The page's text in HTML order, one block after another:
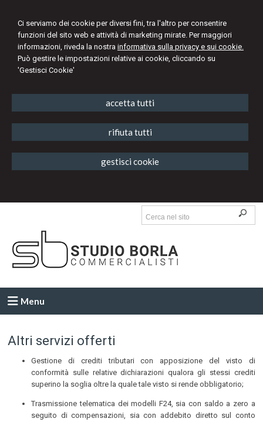
Ci serviamo dei cookie per diversi fini, tra l'altro per consentire
funzioni del sito web e attività di marketing mirate. Per maggiori
informazioni, riveda la nostra informativa sulla privacy e sui cookie.
Può gestire le impostazioni relative ai cookie, cliccando su
'Gestisci Cookie'
accetta tutti
rifiuta tutti
gestisci cookie
Menu
Altri servizi offerti
Gestione di crediti tributari con apposizione del visto di
conformità sulle relative dichiarazioni qualora gli stessi crediti
superino la soglia oltre la quale tale visto si rende obbligatorio;
Trasmissione telematica dei modelli F24, sia con saldo a zero a
seguito di compensazioni, sia con addebito diretto sul conto